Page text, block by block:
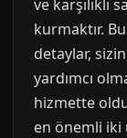
ve karşılıklı
kurmaktır.
detaylar,
yardımcı
hizmette
en önemli